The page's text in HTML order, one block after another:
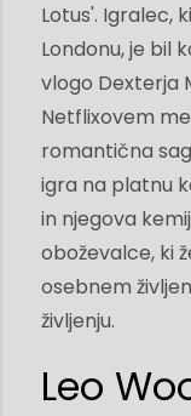
Lotus'. Igralec,
Londonu, je bil
vlogo Dexterja
Netflixovem
romantična
igra na platnu
in njegova
oboževalce, ki
osebnem
življenju.
Leo